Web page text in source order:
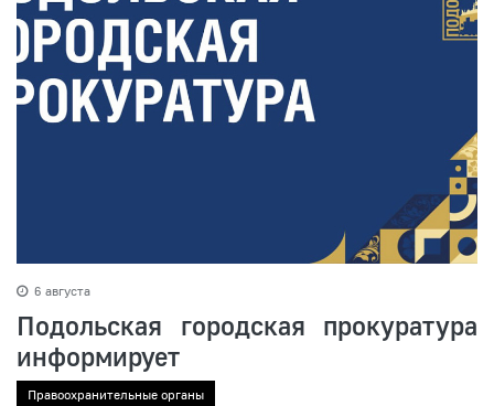
6 августа
Подольская городская прокуратура
информирует
Правоохранительные органы